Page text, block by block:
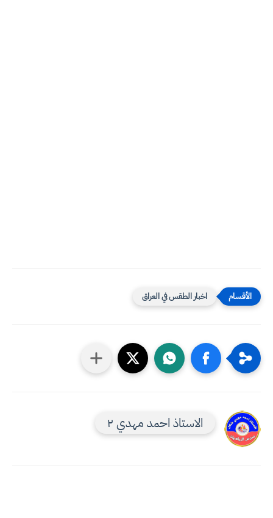
اخبار الطقس في العراق
الاستاذ احمد مهدي ٢